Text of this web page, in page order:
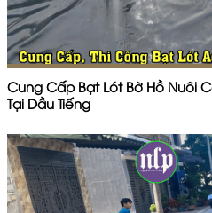
Cung Cấp Bạt Lót Bờ Hồ Nuôi
Tại Dầu Tiếng